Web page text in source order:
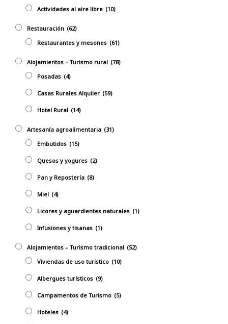
Actividades al aire libre (10)
Restauración (62)
Restaurantes y mesones (61)
Alojamientos – Turismo rural (78)
Posadas (4)
Casas Rurales Alquiler (59)
Hotel Rural (14)
Artesanía agroalimentaria (31)
Embutidos (15)
Quesos y yogures (2)
Pan y Repostería (8)
Miel (4)
Licores y aguardientes naturales (1)
Infusiones y tisanas (1)
Alojamientos – Turismo tradicional (52)
Viviendas de uso turístico (10)
Albergues turísticos (9)
Campamentos de Turismo (5)
Hoteles (4)